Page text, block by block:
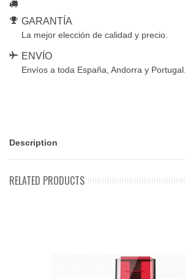
GARANTÍA
La mejor elección de calidad y precio.
ENVÍO
Envíos a toda España, Andorra y Portugal.
Description
RELATED PRODUCTS